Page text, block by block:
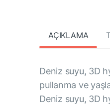
AÇIKLAMA
Deniz suyu, 3D
pullanma ve
Deniz suyu, 3D